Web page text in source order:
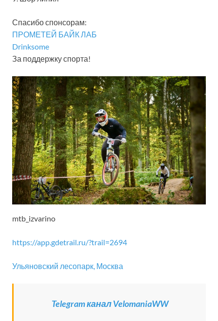
Спасибо спонсорам:
ПРОМЕТЕЙ БАЙК ЛАБ
Drinksome
За поддержку спорта!
mtb_izvarino
https://app.gdetrail.ru/?trail=2694
Ульяновский лесопарк, Москва
Telegram канал VelomaniaWW